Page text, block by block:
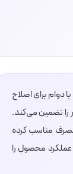
کاربردی و با دوام برای اصلاح
را تضمین می‌کند.
مناسب کرده
محصول را